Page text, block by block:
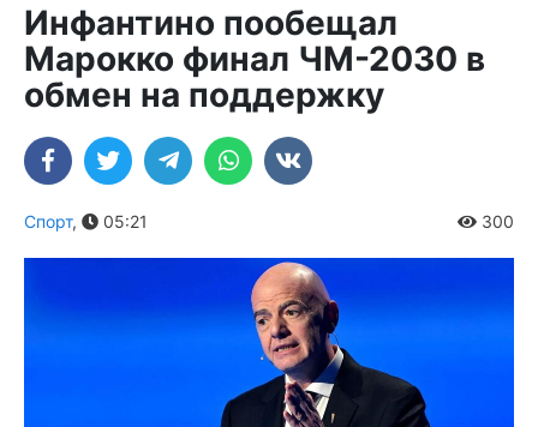
Инфантино пообещал
Марокко финал ЧМ-2030 в
обмен на поддержку
Спорт, 05:21 300